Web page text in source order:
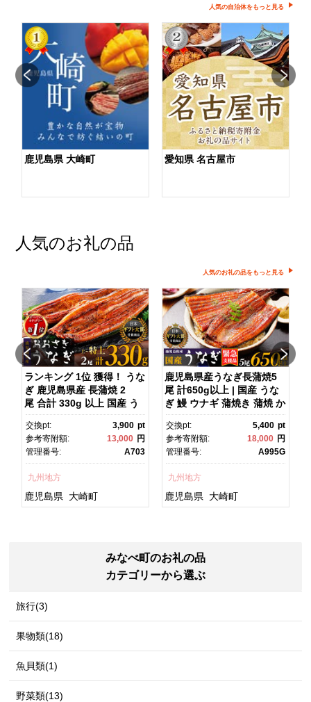
人気の自治体をもっと見る
鹿児島県 大崎町 愛知県 名古屋市
人気のお礼の品
人気のお礼の品をもっと見る
ランキング 1位 獲得！ うな
ぎ 鹿児島県産 長蒲焼 2
尾 合計 330g 以上 国産 う
なぎ 鰻 ウナギ 蒲焼き 蒲
焼 かばやき 魚 魚介 魚貝 海
鮮 うな重 ひつまぶし 蒲
焼 訳あり ギフト 人気 おす
半島 A703
交換pt: 3,900 pt
参考寄附額:
13,000 円
管理番号:
A703
九州地方
鹿児島県 大崎町
鹿児島県産うなぎ長蒲焼5
尾 計650g以上 | 国産 うな
ぎ 鰻 ウナギ 蒲焼き 蒲焼 か
ばやき unagi うなぎ蒲
焼 土用丑の日 土用の丑の
日 丑の日 魚 魚介 魚貝 海
鮮 うな重 蒲焼 訳あり ギフ
県 大崎町 大隅半
島 A995G 【会員限定のお
礼の品】【うなぎ蒲焼 国
交換pt: 5,400 pt
参考寄附額:
18,000 円
管理番号:
A995G
九州地方
鹿児島県 大崎町
みなべ町のお礼の品
カテゴリーから選ぶ
旅行(3)
果物類(18)
魚貝類(1)
野菜類(13)